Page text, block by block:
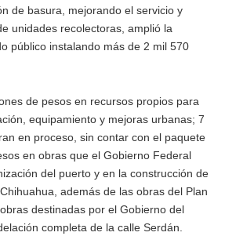
de basura, mejorando el servicio y
unidades recolectoras, amplió la
público instalando más de 2 mil 570
de pesos en recursos propios para
equipamiento y mejoras urbanas; 7
en proceso, sin contar con el paquete
en obras que el Gobierno Federal
del puerto y en la construcción de
además de las obras del Plan
destinadas por el Gobierno del
completa de la calle Serdán.